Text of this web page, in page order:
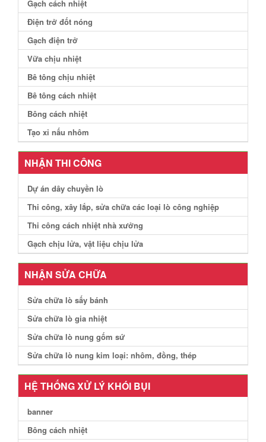
Gạch cách nhiệt
Điện trở đốt nóng
Gạch điện trở
Vữa chịu nhiệt
Bê tông chịu nhiệt
Bê tông cách nhiệt
Bông cách nhiệt
Tạo xỉ nấu nhôm
NHẬN THI CÔNG
Dự án dây chuyền lò
Thi công, xây lắp, sửa chữa các loại lò công nghiệp
Thi công cách nhiệt nhà xưởng
Gạch chịu lửa, vật liệu chịu lửa
NHẬN SỬA CHỮA
Sửa chữa lò sấy bánh
Sửa chữa lò gia nhiệt
Sửa chữa lò nung gốm sứ
Sửa chữa lò nung kim loại: nhôm, đồng, thép
HỆ THỐNG XỬ LÝ KHÓI BỤI
banner
Bông cách nhiệt